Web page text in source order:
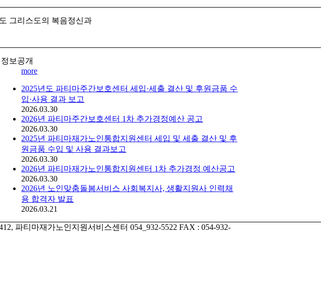
그리스도의 복음정신과
정보공개
more
2025년도 파티마주간보호센터 세입·세출 결산 및 후원금품 수
입·사용 결과 보고
2026.03.30
2026년 파티마주간보호센터 1차 추가경정예산 공고
2026.03.30
2025년 파티마재가노인통합지원센터 세입 및 세출 결산 및 후
원금품 수입 및 사용 결과보고
2026.03.30
2026년 파티마재가노인통합지원센터 1차 추가경정 예산공고
2026.03.30
2026년 노인맞춤돌봄서비스 사회복지사, 생활지원사 인력채
용 합격자 발표
2026.03.21
파티마재가노인지원서비스센터 054_932-5522 FAX : 054-932-